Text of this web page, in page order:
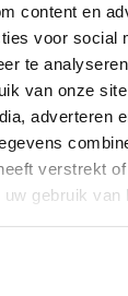
content en
voor social
te
van onze
adverteren
verstrekt
gebruik van
wij zorgvuldig